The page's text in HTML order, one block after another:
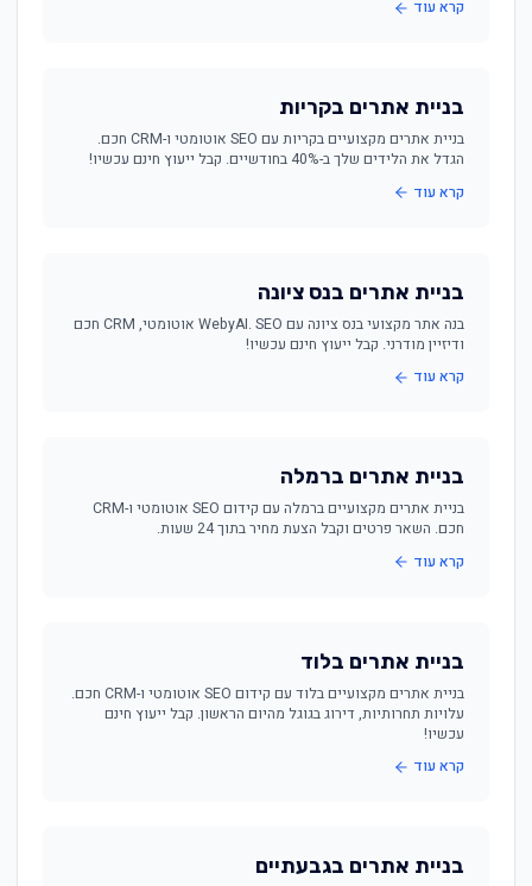
קרא עוד
בניית אתרים בקריות
בניית אתרים מקצועיים בקריות עם SEO אוטומטי ו-CRM חכם.
הגדל את הלידים שלך ב-40% בחודשיים. קבל ייעוץ חינם עכשיו!
קרא עוד
בניית אתרים בנס ציונה
בנה אתר מקצועי בנס ציונה עם WebyAI. SEO אוטומטי, CRM חכם
ודיזיין מודרני. קבל ייעוץ חינם עכשיו!
קרא עוד
בניית אתרים ברמלה
בניית אתרים מקצועיים ברמלה עם קידום SEO אוטומטי ו-CRM
חכם. השאר פרטים וקבל הצעת מחיר בתוך 24 שעות.
קרא עוד
בניית אתרים בלוד
בניית אתרים מקצועיים בלוד עם קידום SEO אוטומטי ו-CRM חכם.
עלויות תחרותיות, דירוג בגוגל מהיום הראשון. קבל ייעוץ חינם
עכשיו!
קרא עוד
בניית אתרים בגבעתיים